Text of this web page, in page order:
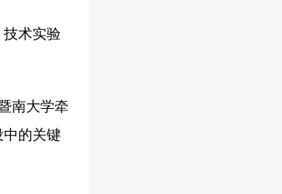
术实验
南大学牵
中的关键